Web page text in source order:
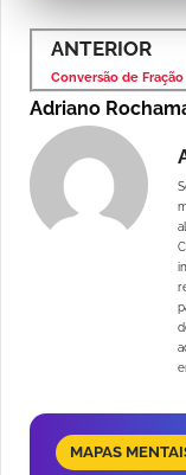
ANTERIOR
Adriano Rocha
MAPAS